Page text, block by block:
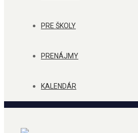
PRE ŠKOLY
PRENÁJMY
KALENDÁR